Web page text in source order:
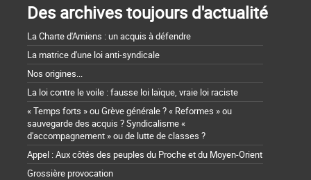
Des archives toujours d'actualité
La Charte d'Amiens : un acquis à défendre
La matrice d'une loi anti-syndicale
Nos origines...
La loi contre le voile : fausse loi laïque, vraie loi raciste
« Temps forts » ou Grève générale ? « Reformes » ou
sauvegarde des acquis ? Syndicalisme «
d'accompagnement » ou de lutte de classes ?
Appel : Aux côtés des peuples du Proche et du Moyen-Orient
Grossière provocation